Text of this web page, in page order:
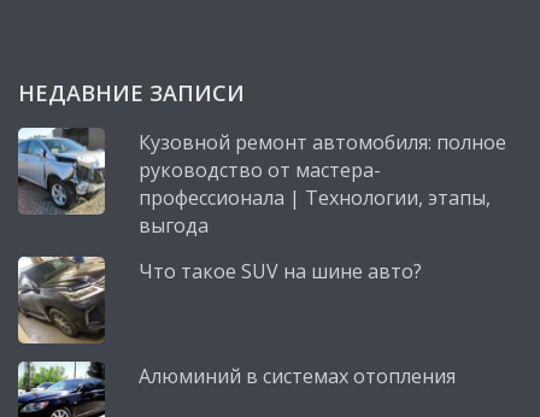
НЕДАВНИЕ ЗАПИСИ
Кузовной ремонт автомобиля: полное
руководство от мастера-
профессионала | Технологии, этапы,
выгода
Что такое SUV на шине авто?
Алюминий в системах отопления